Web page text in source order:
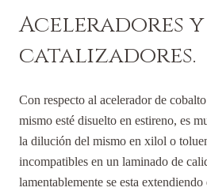
Aceleradores y
catalizadores.
Con respecto al acelerador de
mismo esté disuelto en estireno, es
la dilución del mismo en xilol o
incompatibles en un laminado de
lamentablemente se esta